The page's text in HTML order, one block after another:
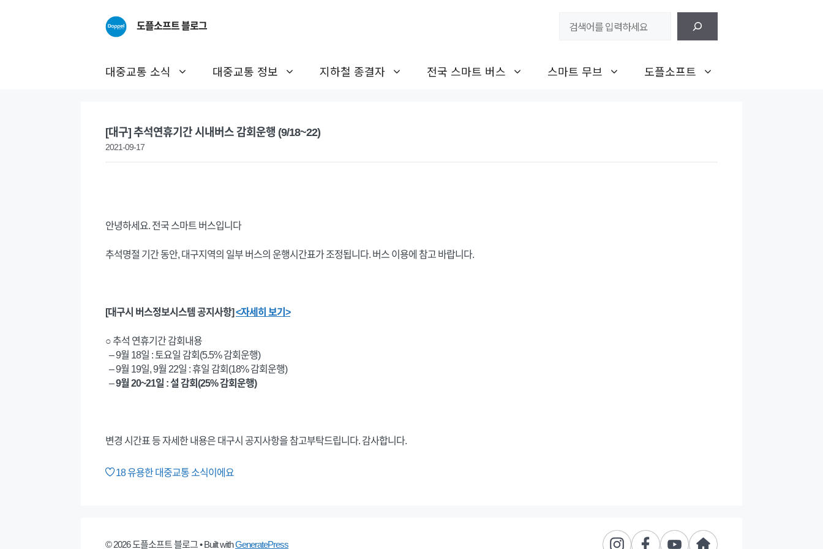
도플소프트 블로그
대중교통 소식 대중교통 정보 지하철 종결자 전국 스마트 버스 스마트 무브 도플소프트
[대구] 추석연휴기간 시내버스 감회운행 (9/18~22)
2021-09-17
안녕하세요. 전국 스마트 버스입니다
추석명절 기간 동안, 대구지역의 일부 버스의 운행시간표가 조정됩니다. 버스 이용에 참고 바랍니다.
[대구시 버스정보시스템 공지사항] <자세히 보기>
○ 추석 연휴기간 감회내용
– 9월 18일 : 토요일 감회(5.5% 감회운행)
– 9월 19일, 9월 22일 : 휴일 감회(18% 감회운행)
–9월 20~21일 : 설 감회(25% 감회운행)
변경 시간표 등 자세한 내용은 대구시 공지사항을 참고부탁드립니다. 감사합니다.
18유용한 대중교통 소식이에요
© 2026 도플소프트 블로그• Built withGeneratePress